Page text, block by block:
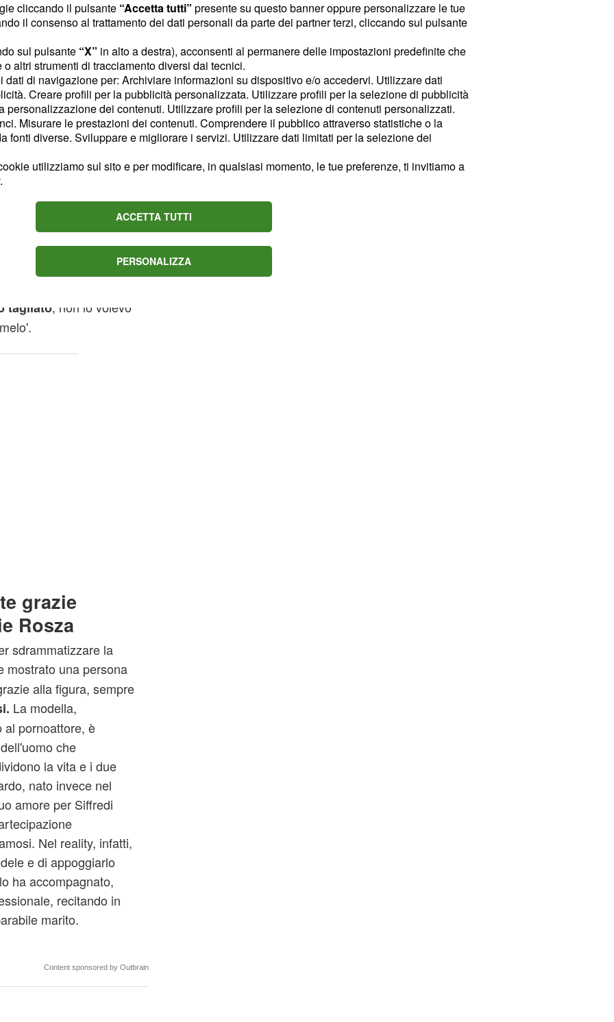
la moglie
Siffredi,ha
sul profilo del marito
di salute. Nelle
un primo momento
con addosso solo il
perfettamente
nuovamente in video,
che gli avvolge tutto
Nonostante tutto,
tagliato, non lo volevo
grazie
Rosza
sdrammatizzare la
mostrato una persona
alla figura, sempre
La modella,
al pornoattore, è
che
la vita e i due
nato invece nel
amore per Siffredi
Nel reality, infatti,
e di appoggiarlo
ha accompagnato,
recitando in
marito.
Content sponsored by Outbrain
cliccando il pulsante “Accetta tutti” presente su questo banner oppure personalizzare le tue
il consenso al trattamento dei dati personali da parte dei partner terzi, cliccando sul pulsante
sul pulsante “X” in alto a destra), acconsenti al permanere delle impostazioni predefinite che
altri strumenti di tracciamento diversi dai tecnici.
dati di navigazione per: Archiviare informazioni su dispositivo e/o accedervi. Utilizzare dati
Creare profili per la pubblicità personalizzata. Utilizzare profili per la selezione di pubblicità
personalizzazione dei contenuti. Utilizzare profili per la selezione di contenuti personalizzati.
Misurare le prestazioni dei contenuti. Comprendere il pubblico attraverso statistiche o la
fonti diverse. Sviluppare e migliorare i servizi. Utilizzare dati limitati per la selezione dei
utilizziamo sul sito e per modificare, in qualsiasi momento, le tue preferenze, ti invitiamo a
.
ACCETTA TUTTI
PERSONALIZZA